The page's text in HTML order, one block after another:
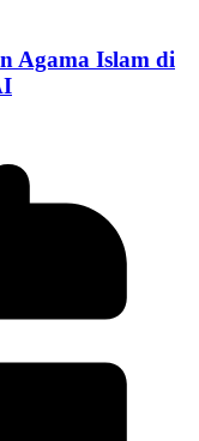
Agama Islam di